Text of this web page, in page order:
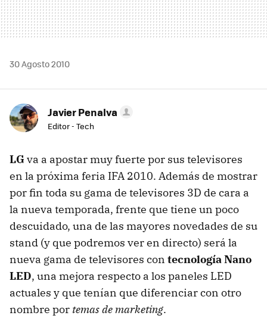
30 Agosto 2010
Javier Penalva
Editor - Tech
LGva a apostar muy fuerte por sus televisores
en la próxima feria IFA 2010. Además de mostrar
por fin toda su gama de televisores 3D de cara a
la nueva temporada, frente que tiene un poco
descuidado, una de las mayores novedades de su
stand (y que podremos ver en directo) será la
nueva gama de televisores con tecnología Nano
LED, una mejora respecto a los paneles LED
actuales y que tenían que diferenciar con otro
nombre por temas de marketing.